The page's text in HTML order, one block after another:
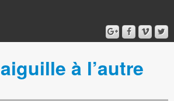
à l’autre